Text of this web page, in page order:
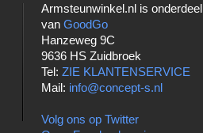
Armsteunwinkel.nl is onderdeel
vanGoodGo
Hanzeweg 9C
9636 HS Zuidbroek
Tel:ZIE KLANTENSERVICE
Mail: info@concept-s.nl
Volg ons op Twitter